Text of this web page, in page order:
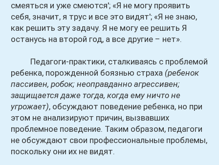
смеяться и уже смеются'; «Я не могу проявить
себя, значит, я трус и все это видят'; «Я не знаю,
как решить эту задачу. Я не могу ее решить Я
останусь на второй год, а все другие – нет».
Педагоги-практики, сталкиваясь с проблемой
ребенка, порожденной боязнью страха (ребенок
пассивен, робок; неоправданно агрессивен;
защищается даже тогда, когда ему ничто не
угрожает), обсуждают поведение ребенка, но при
этом не анализируют причин, вызвавших
проблемное поведение. Таким образом, педагоги
не обсуждают свои профессиональные проблемы,
поскольку они их не видят.